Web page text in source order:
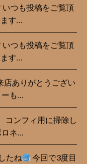
つも投稿をご覧頂
す…
つも投稿をご覧頂
す…
店ありがとうござい
ーも…
コンフィ用に掃除し
ロネ…
たね
今回で3度目